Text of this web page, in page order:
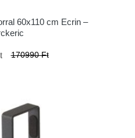
60x110 cm Ecrin –
170990 Ft